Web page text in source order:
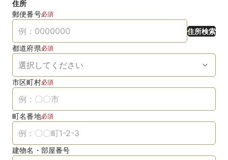
住所
郵便番号必須
住所検索
都道府県必須
市区町村必須
町名番地必須
建物名・部屋番号